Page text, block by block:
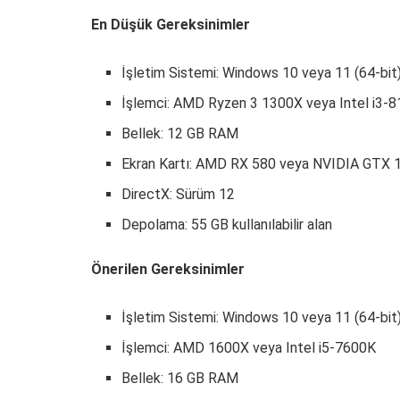
En Düşük Gereksinimler
İşletim Sistemi: Windows 10 veya 11 (64-
İşlemci: AMD Ryzen 3 1300X veya Intel i3-
Bellek: 12 GB RAM
Ekran Kartı: AMD RX 580 veya NVIDIA GTX
DirectX: Sürüm 12
Depolama: 55 GB kullanılabilir alan
Önerilen Gereksinimler
İşletim Sistemi: Windows 10 veya 11 (64-
İşlemci: AMD 1600X veya Intel i5-7600K
Bellek: 16 GB RAM